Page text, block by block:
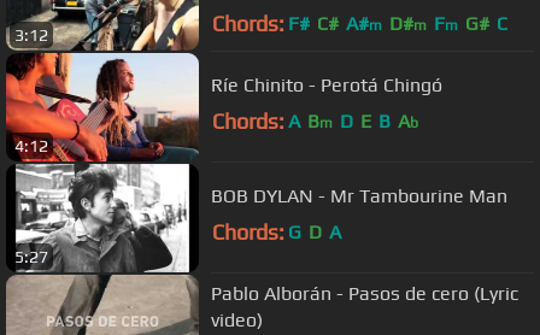
3:12 Chords: F# C# A#m D#m Fm G# C
4:12
Ríe Chinito - Perotá Chingó
Chords: A Bm D E B Ab
5:27
BOB DYLAN - Mr Tambourine Man
Chords: G D A
Pablo Alborán - Pasos de cero (Lyric
video)